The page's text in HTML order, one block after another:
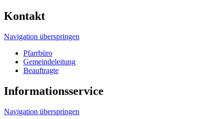
Kontakt
Navigation überspringen
Pfarrbüro
Gemeindeleitung
Beauftragte
Informationsservice
Navigation überspringen